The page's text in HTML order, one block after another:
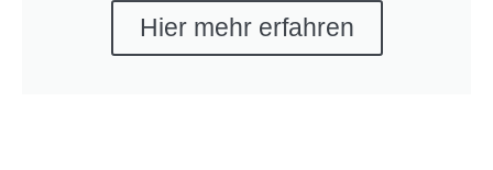
Hier mehr erfahren